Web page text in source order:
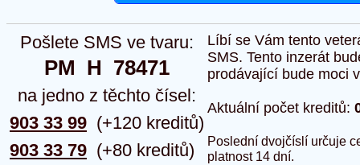
Pošlete SMS ve tvaru:
PM  H  78471
na jedno z těchto čísel:
903 33 99
903 33 79
(+120 kreditů)
(+80 kreditů)
Líbí se Vám tento
SMS. Tento inzerát
prodávající bude moci
Aktuální počet kreditů:
Poslední dvojčíslí určuje
platnost 14 dní.